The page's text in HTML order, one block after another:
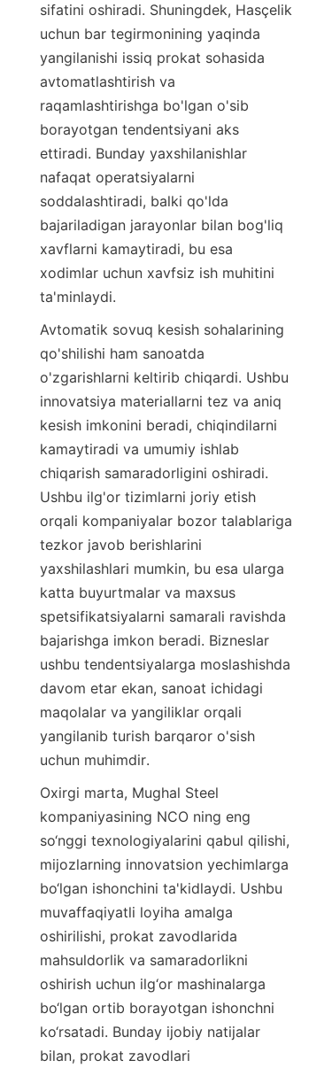
sifatini oshiradi. Shuningdek, Hasçelik
uchun bar tegirmonining yaqinda
yangilanishi issiq prokat sohasida
avtomatlashtirish va
raqamlashtirishga bo'lgan o'sib
borayotgan tendentsiyani aks
ettiradi. Bunday yaxshilanishlar
nafaqat operatsiyalarni
soddalashtiradi, balki qo'lda
bajariladigan jarayonlar bilan bog'liq
xavflarni kamaytiradi, bu esa
xodimlar uchun xavfsiz ish muhitini
ta'minlaydi.
Avtomatik sovuq kesish sohalarining
qo'shilishi ham sanoatda
o'zgarishlarni keltirib chiqardi. Ushbu
innovatsiya materiallarni tez va aniq
kesish imkonini beradi, chiqindilarni
kamaytiradi va umumiy ishlab
chiqarish samaradorligini oshiradi.
Ushbu ilg'or tizimlarni joriy etish
orqali kompaniyalar bozor talablariga
tezkor javob berishlarini
yaxshilashlari mumkin, bu esa ularga
katta buyurtmalar va maxsus
spetsifikatsiyalarni samarali ravishda
bajarishga imkon beradi. Bizneslar
ushbu tendentsiyalarga moslashishda
davom etar ekan, sanoat ichidagi
maqolalar va yangiliklar orqali
yangilanib turish barqaror o'sish
uchun muhimdir.
Oxirgi marta, Mughal Steel
kompaniyasining NCO ning eng
so‘nggi texnologiyalarini qabul qilishi,
mijozlarning innovatsion yechimlarga
bo‘lgan ishonchini ta'kidlaydi. Ushbu
muvaffaqiyatli loyiha amalga
oshirilishi, prokat zavodlarida
mahsuldorlik va samaradorlikni
oshirish uchun ilg‘or mashinalarga
bo‘lgan ortib borayotgan ishonchni
ko‘rsatadi. Bunday ijobiy natijalar
bilan, prokat zavodlari